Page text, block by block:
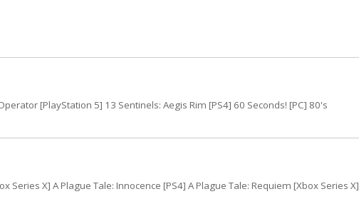
[PlayStation 5] 13 Sentinels: Aegis Rim [PS4] 60 Seconds! [PC] 80's
X] A Plague Tale: Innocence [PS4] A Plague Tale: Requiem [Xbox Series X]